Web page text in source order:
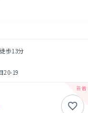
歩13分
20-19